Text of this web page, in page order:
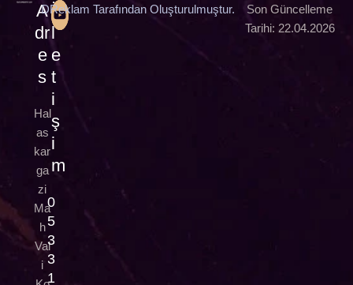
A
dr
e
s
Hal
as
kar
ga
zi
Ma
h
Val
i
İ
l
e
t
i
ş
i
m
0
5
3
3
1
DReklam Tarafından Oluşturulmuştur.
Son Güncelleme
Tarihi: 22.04.2026